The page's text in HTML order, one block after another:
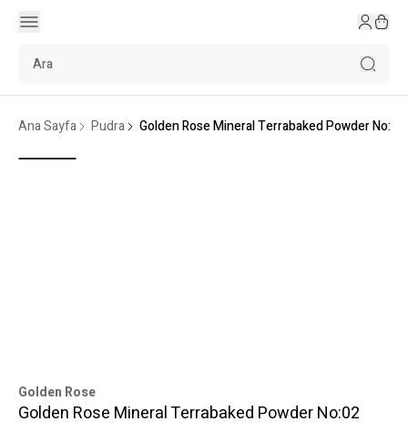
Ana Sayfa Pudra Golden Rose Mineral Terrabaked Powder No:02
Golden Rose
Golden Rose Mineral Terrabaked Powder No:02